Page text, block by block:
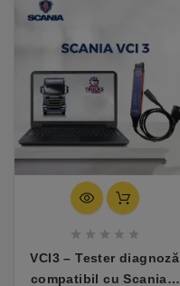
    
VCI3 – Tester diagnoză
compatibil cu Scania +